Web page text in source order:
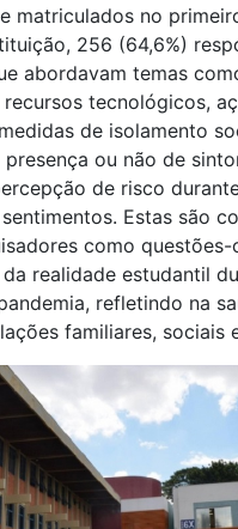
matriculados no
256 (64,6%)
abordavam temas
tecnológicos,
de isolamento
ou não de
de risco
Estas são
como questões-
realidade estudantil
refletindo na
familiares, sociais